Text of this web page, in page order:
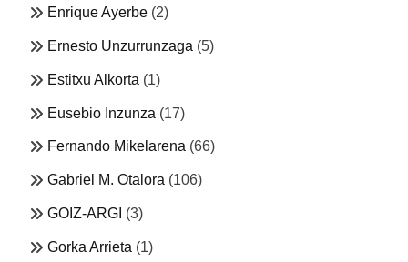
Enrique Ayerbe (2)
Ernesto Unzurrunzaga (5)
Estitxu Alkorta (1)
Eusebio Inzunza (17)
Fernando Mikelarena (66)
Gabriel M. Otalora (106)
GOIZ-ARGI (3)
Gorka Arrieta (1)